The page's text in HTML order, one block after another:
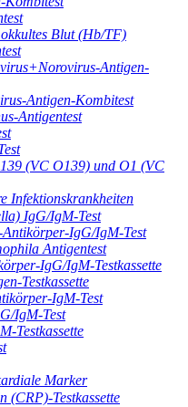
Blut (Hb/TF)
Antigen-
Antigen-Kombitest
Antigentest
(VC O139) und O1 (VC
Infektionskrankheiten
IgG/IgM-Test
IgG/IgM-Test
Antigentest
IgG/IgM-Testkassette
Testkassette
IgM-Test
IgM-Test
Testkassette
Marker
(CRP)-Testkassette